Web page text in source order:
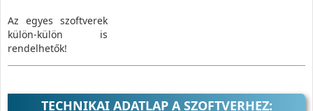
Az egyes szoftverek
külön-külön is
rendelhetők!
TECHNIKAI ADATLAP A SZOFTVERHEZ: